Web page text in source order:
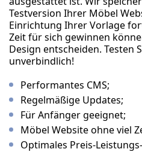
Testversion Ihrer Möbel
Einrichtung Ihrer Vorlage
Zeit für sich gewinnen
Design entscheiden. Testen
unverbindlich!
Performantes CMS;
Regelmäßige Updates;
Für Anfänger geeignet;
Möbel Website ohne viel
Optimales Preis-